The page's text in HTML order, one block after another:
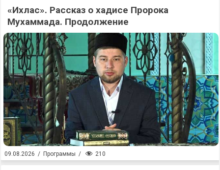
«Ихлас». Рассказ о хадисе Пророка
Мухаммада. Продолжение
09.08.2026 / Программы / 210